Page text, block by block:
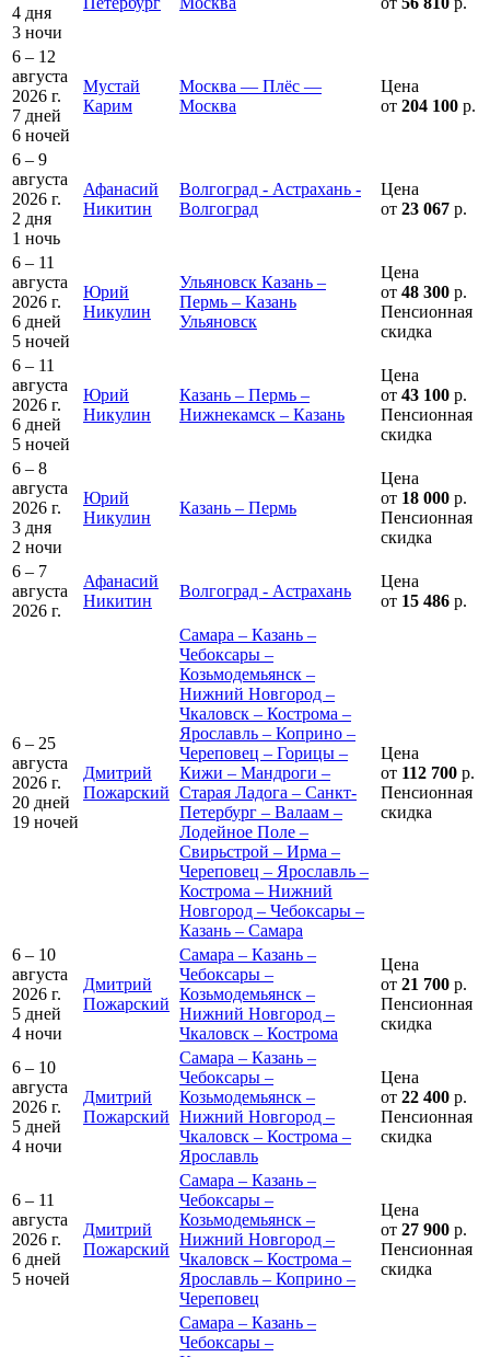
4 дня
3 ночи
6 – 12
августа
2026 г.
7 дней
6 ночей
Мустай
Карим
Москва — Плёс —
Москва
Цена
от 204 100 р.
6 – 9
августа
2026 г.
2 дня
1 ночь
Афанасий
Никитин
Волгоград - Астрахань -
Волгоград
Цена
от 23 067 р.
6 – 11
августа
2026 г.
6 дней
5 ночей
Юрий
Никулин
Ульяновск Казань –
Пермь – Казань
Ульяновск
Цена
от 48 300 р.
Пенсионная
скидка
6 – 11
августа
2026 г.
6 дней
5 ночей
Юрий
Никулин
Казань – Пермь –
Нижнекамск – Казань
Цена
от 43 100 р.
Пенсионная
скидка
6 – 8
августа
2026 г.
3 дня
2 ночи
Юрий
Никулин
Казань – Пермь
Цена
от 18 000 р.
Пенсионная
скидка
6 – 7
августа
2026 г.
Афанасий
Никитин
Волгоград - Астрахань
Цена
от 15 486 р.
6 – 25
августа
2026 г.
20 дней
19 ночей
Дмитрий
Пожарский
Самара – Казань –
Чебоксары –
Козьмодемьянск –
Нижний Новгород –
Чкаловск – Кострома –
Ярославль – Коприно –
Череповец – Горицы –
Кижи – Мандроги –
Старая Ладога – Санкт-
Петербург – Валаам –
Лодейное Поле –
Свирьстрой – Ирма –
Череповец – Ярославль –
Кострома – Нижний
Новгород – Чебоксары –
Казань – Самара
Цена
от 112 700 р.
Пенсионная
скидка
6 – 10
августа
2026 г.
5 дней
4 ночи
Дмитрий
Пожарский
Самара – Казань –
Чебоксары –
Козьмодемьянск –
Нижний Новгород –
Чкаловск – Кострома
Цена
от 21 700 р.
Пенсионная
скидка
6 – 10
августа
2026 г.
5 дней
4 ночи
Дмитрий
Пожарский
Самара – Казань –
Чебоксары –
Козьмодемьянск –
Нижний Новгород –
Чкаловск – Кострома –
Ярославль
Цена
от 22 400 р.
Пенсионная
скидка
6 – 11
августа
2026 г.
6 дней
5 ночей
Дмитрий
Пожарский
Самара – Казань –
Чебоксары –
Козьмодемьянск –
Нижний Новгород –
Чкаловск – Кострома –
Ярославль – Коприно –
Череповец
Цена
от 27 900 р.
Пенсионная
скидка
Самара – Казань –
Чебоксары –